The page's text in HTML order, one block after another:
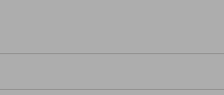
01-0